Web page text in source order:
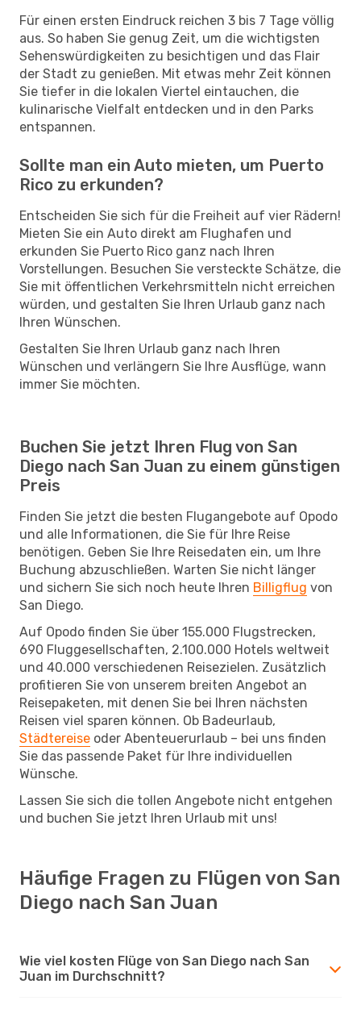
Für einen ersten Eindruck reichen 3 bis 7 Tage völlig
aus. So haben Sie genug Zeit, um die wichtigsten
Sehenswürdigkeiten zu besichtigen und das Flair
der Stadt zu genießen. Mit etwas mehr Zeit können
Sie tiefer in die lokalen Viertel eintauchen, die
kulinarische Vielfalt entdecken und in den Parks
entspannen.
Sollte man ein Auto mieten, um Puerto
Rico zu erkunden?
Entscheiden Sie sich für die Freiheit auf vier Rädern!
Mieten Sie ein Auto direkt am Flughafen und
erkunden Sie Puerto Rico ganz nach Ihren
Vorstellungen. Besuchen Sie versteckte Schätze, die
Sie mit öffentlichen Verkehrsmitteln nicht erreichen
würden, und gestalten Sie Ihren Urlaub ganz nach
Ihren Wünschen.
Gestalten Sie Ihren Urlaub ganz nach Ihren
Wünschen und verlängern Sie Ihre Ausflüge, wann
immer Sie möchten.
Buchen Sie jetzt Ihren Flug von San
Diego nach San Juan zu einem günstigen
Preis
Finden Sie jetzt die besten Flugangebote auf Opodo
und alle Informationen, die Sie für Ihre Reise
benötigen. Geben Sie Ihre Reisedaten ein, um Ihre
Buchung abzuschließen. Warten Sie nicht länger
und sichern Sie sich noch heute Ihren Billigflug von
San Diego.
Auf Opodo finden Sie über 155.000 Flugstrecken,
690 Fluggesellschaften, 2.100.000 Hotels weltweit
und 40.000 verschiedenen Reisezielen. Zusätzlich
profitieren Sie von unserem breiten Angebot an
Reisepaketen, mit denen Sie bei Ihren nächsten
Reisen viel sparen können. Ob Badeurlaub,
Städtereise oder Abenteuerurlaub – bei uns finden
Sie das passende Paket für Ihre individuellen
Wünsche.
Lassen Sie sich die tollen Angebote nicht entgehen
und buchen Sie jetzt Ihren Urlaub mit uns!
Häufige Fragen zu Flügen von San
Diego nach San Juan
Wie viel kosten Flüge von San Diego nach San
Juan im Durchschnitt?